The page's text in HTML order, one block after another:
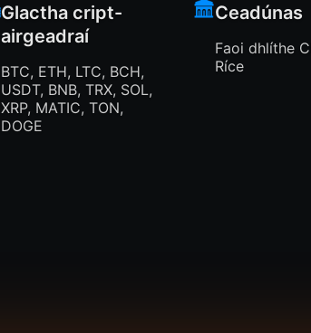
Glactha cript-
airgeadraí
BTC, ETH, LTC, BCH,
USDT, BNB, TRX, SOL,
XRP, MATIC, TON,
DOGE
Ceadúnas
Faoi dhlíthe
Ríce